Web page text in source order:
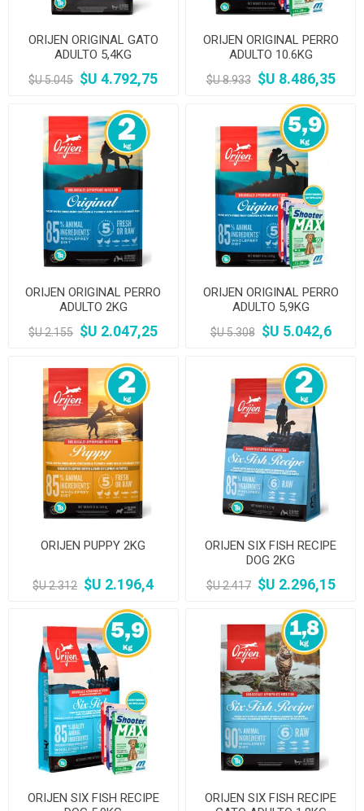
ORIJEN ORIGINAL GATO
ADULTO 5,4KG
$U 5.045 $U 4.792,75
ORIJEN ORIGINAL PERRO
ADULTO 10.6KG
$U 8.933 $U 8.486,35
ORIJEN ORIGINAL PERRO
ADULTO 2KG
$U 2.155 $U 2.047,25
ORIJEN ORIGINAL PERRO
ADULTO 5,9KG
$U 5.308 $U 5.042,6
ORIJEN PUPPY 2KG
$U 2.312 $U 2.196,4
ORIJEN SIX FISH RECIPE
DOG 2KG
$U 2.417 $U 2.296,15
ORIJEN SIX FISH RECIPE
ORIJEN SIX FISH RECIPE